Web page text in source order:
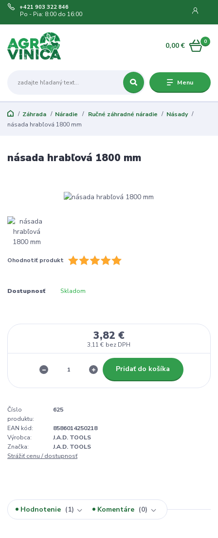
Menu
+421 903 322 846
Po - Pia: 8:00 do 16:00
0
0,00 €
Záhrada Náradie Ručné záhradné náradie
Násady
násada hrabľová 1800 mm
násada hrabľová 1800 mm
Ohodnotiť produkt
Dostupnosť Skladom
3,82 €
3,11 € bez DPH
Pridať do košíka
Číslo
produktu:
625
EAN kód:
8586014250218
Výrobca:
J.A.D. TOOLS
Značka:
J.A.D. TOOLS
Strážiť cenu / dostupnosť
Hodnotenie 1 Komentáre 0